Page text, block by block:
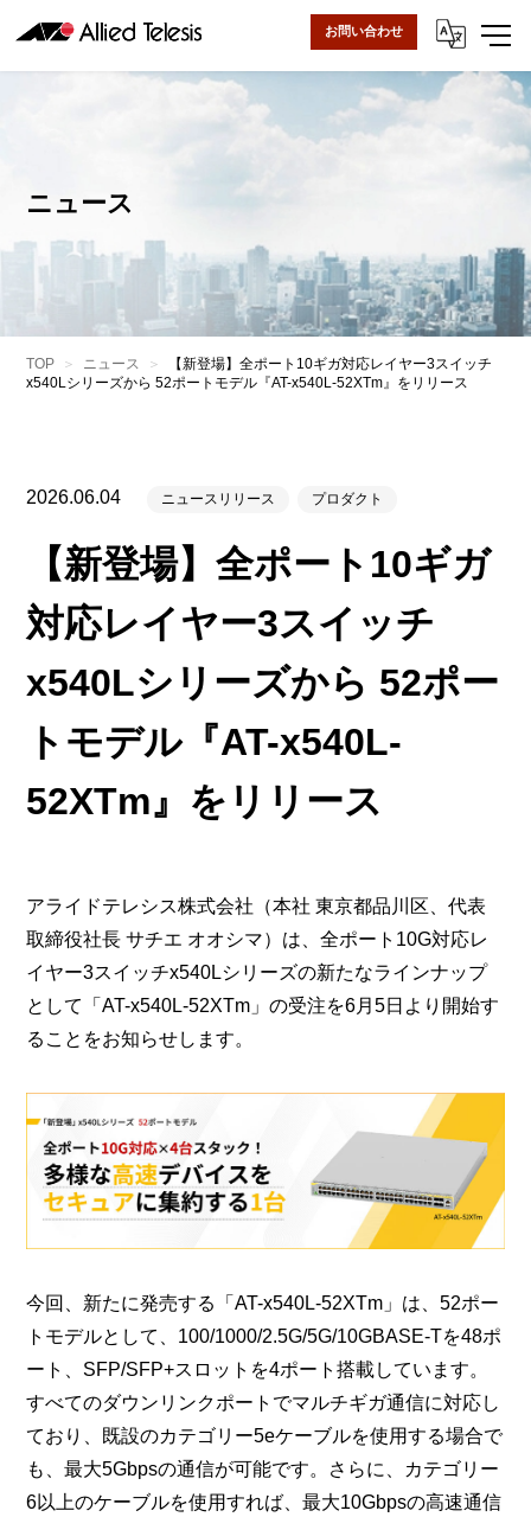
お問い合わせ
ニュース
TOP ニュース
【新登場】全ポート10ギガ対応レイヤー3スイッチ
x540Lシリーズから 52ポートモデル『AT-x540L-52XTm』をリリース
2026.06.04 ニュースリリース プロダクト
【新登場】全ポート10ギガ
対応レイヤー3スイッチ
x540Lシリーズから 52ポー
トモデル『AT-x540L-
52XTm』をリリース
アライドテレシス株式会社（本社 東京都品川区、代表
取締役社長 サチエ オオシマ）は、全ポート10G対応レ
イヤー3スイッチx540Lシリーズの新たなラインナップ
として「AT-x540L-52XTm」の受注を6月5日より開始す
ることをお知らせします。
今回、新たに発売する「AT-x540L-52XTm」は、52ポー
トモデルとして、100/1000/2.5G/5G/10GBASE-Tを48ポ
ート、SFP/SFP+スロットを4ポート搭載しています。
すべてのダウンリンクポートでマルチギガ通信に対応し
ており、既設のカテゴリー5eケーブルを使用する場合で
も、最大5Gbpsの通信が可能です。さらに、カテゴリー
6以上のケーブルを使用すれば、最大10Gbpsの高速通信